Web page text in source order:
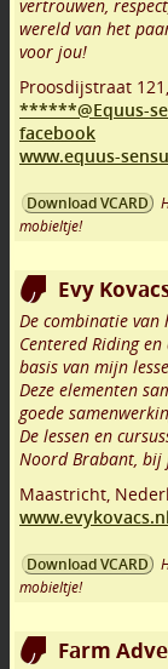
vertrouwen,
wereld van het
voor jou!
Proosdijstraat 121 ,
******@Equus-
facebook
www.equus-
Download VCARD
mobieltje!
Evy
De combinatie
Centered Riding
basis van mijn
Deze elementen
goede
De lessen en
Noord Brabant, bij
Maastricht,
www.evykovacs.nl
Download VCARD
mobieltje!
Farm